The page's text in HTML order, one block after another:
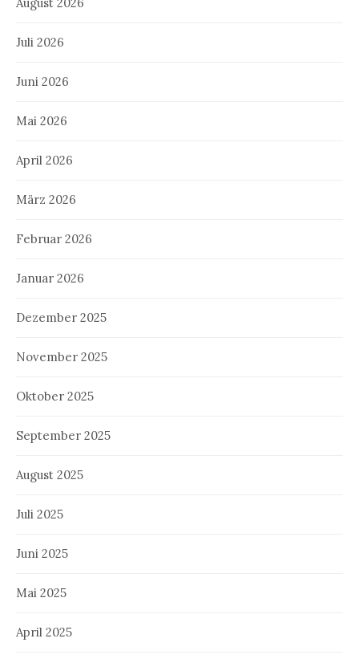
Juli 2026
Juni 2026
Mai 2026
April 2026
März 2026
Februar 2026
Januar 2026
Dezember 2025
November 2025
Oktober 2025
September 2025
August 2025
Juli 2025
Juni 2025
Mai 2025
April 2025